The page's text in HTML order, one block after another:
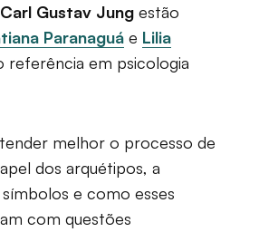
Carl Gustav Jung estão
Paranaguá e Lilia
referência em psicologia
melhor o processo de
dos arquétipos, a
e como esses
com questões